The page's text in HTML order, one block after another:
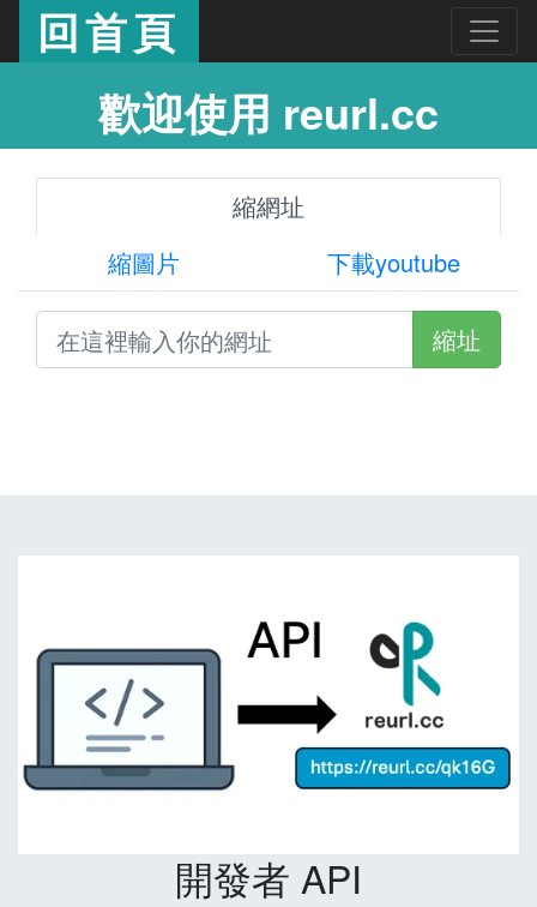
回首頁
歡迎使用 reurl.cc
縮網址
縮圖片
下載youtube
縮址
開發者 API